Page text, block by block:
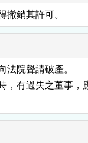
撤銷其許可。
法院聲請破產。
，有過失之董事，